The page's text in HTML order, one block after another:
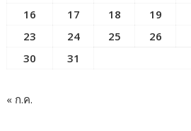
16
17 18 19
23
24 25 26
30
31
« ก.ค.